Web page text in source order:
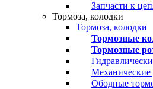
Запчасти к
Тормоза, колодки
Тормоза, колодки
Тормозные
Тормозные
Механические
Ободные